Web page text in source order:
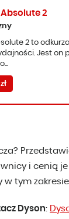
Absolute 2
2 to
Jest on
i cenią
w tym
Dyson: